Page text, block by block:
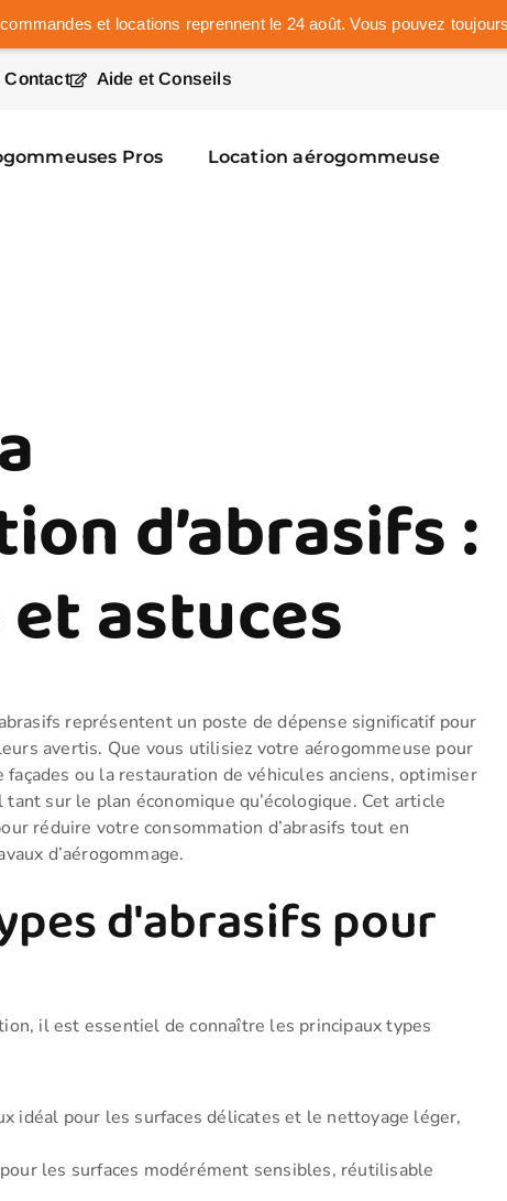
et locations reprennent le 24 août. Vous pouvez
Contact Aide et Conseils
Pros Location aérogommeuse
d’abrasifs :
astuces
représentent un poste de dépense significatif pour
avertis. Que vous utilisiez votre aérogommeuse pour
ou la restauration de véhicules anciens, optimiser
sur le plan économique qu’écologique. Cet article
réduire votre consommation d’abrasifs tout en
d’aérogommage.
d'abrasifs pour
il est essentiel de connaître les principaux types
idéal pour les surfaces délicates et le nettoyage léger,
les surfaces modérément sensibles, réutilisable